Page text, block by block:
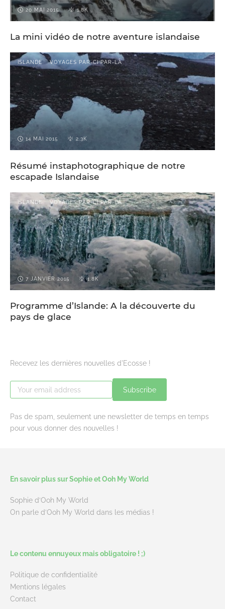
20 MAI 2015 1.8K
La mini vidéo de notre aventure islandaise
ISLANDE VOYAGES PAR-CI PAR-LÀ
14 MAI 2015 2.3K
Résumé instaphotographique de notre
escapade Islandaise
ISLANDE VOYAGES PAR-CI PAR-LÀ
7 JANVIER 2015 1.8K
Programme d’Islande: A la découverte du
pays de glace
Recevez les dernières nouvelles d'Ecosse !
Subscribe
Pas de spam, seulement une newsletter de temps en temps
pour vous donner des nouvelles !
En savoir plus sur Sophie et Ooh My World
Sophie d’Ooh My World
On parle d’Ooh My World dans les médias !
Le contenu ennuyeux mais obligatoire ! ;)
Politique de confidentialité
Mentions légales
Contact